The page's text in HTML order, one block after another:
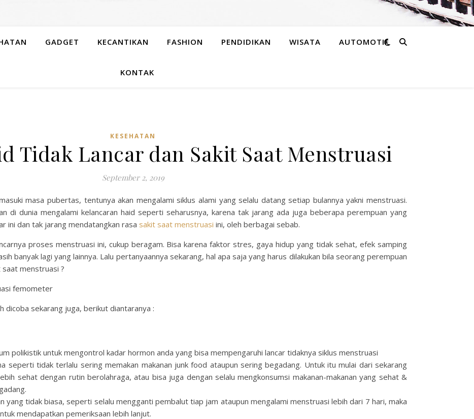
GADGET KECANTIKAN FASHION PENDIDIKAN WISATA AUTOMOTIF
KONTAK
KESEHATAN
Tidak Lancar dan Sakit Saat Menstruasi
September 2, 2019
masa pubertas, tentunya akan mengalami siklus alami yang selalu datang setiap bulannya yakni menstruasi.
di dunia mengalami kelancaran haid seperti seharusnya, karena tak jarang ada juga beberapa perempuan yang
ini dan tak jarang mendatangkan rasa sakit saat menstruasi ini, oleh berbagai sebab.
proses menstruasi ini, cukup beragam. Bisa karena faktor stres, gaya hidup yang tidak sehat, efek samping
banyak lagi yang lainnya. Lalu pertanyaannya sekarang, hal apa saja yang harus dilakukan bila seorang perempuan
saat menstruasi ?
dicoba sekarang juga, berikut diantaranya :
polikistik untuk mengontrol kadar hormon anda yang bisa mempengaruhi lancar tidaknya siklus menstruasi
seperti tidak terlalu sering memakan makanan junk food ataupun sering begadang. Untuk itu mulai dari sekarang
sehat dengan rutin berolahraga, atau bisa juga dengan selalu mengkonsumsi makanan-makanan yang sehat &
yang tidak biasa, seperti selalu mengganti pembalut tiap jam ataupun mengalami menstruasi lebih dari 7 hari, maka
mendapatkan pemeriksaan lebih lanjut.